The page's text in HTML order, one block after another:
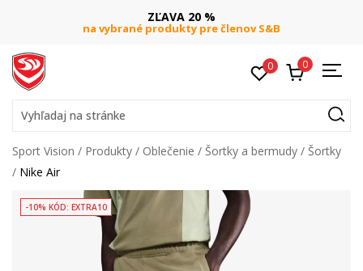
ZĽAVA 20 %
na vybrané produkty pre členov S&B
0 0
Vyhľadaj na stránke
Sport Vision Produkty Oblečenie Šortky a bermudy
Šortky
Nike Air
-10% KÓD: EXTRA10